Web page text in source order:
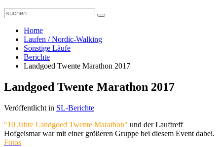
Home
Laufen / Nordic-Walking
Sonstige Läufe
Berichte
Landgoed Twente Marathon 2017
Landgoed Twente Marathon 2017
Veröffentlicht in SL-Berichte
"10 Jahre Landgoed Twente Marathon" und der Lauftreff
Hofgeismar war mit einer größeren Gruppe bei diesem Event dabei.
Fotos